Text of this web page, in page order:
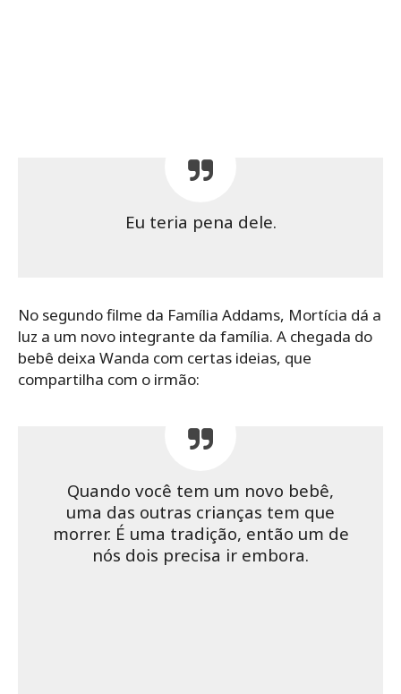
Eu teria pena dele.
No segundo filme da Família Addams, Mortícia dá a
luz a um novo integrante da família. A chegada do
bebê deixa Wanda com certas ideias, que
compartilha com o irmão:
Quando você tem um novo bebê,
uma das outras crianças tem que
morrer. É uma tradição, então um de
nós dois precisa ir embora.